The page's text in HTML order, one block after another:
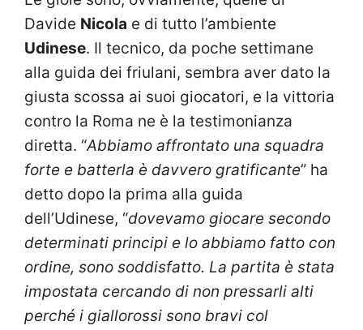
Davide Nicola e di tutto l’ambiente
Udinese. Il tecnico, da poche settimane
alla guida dei friulani, sembra aver dato la
giusta scossa ai suoi giocatori, e la vittoria
contro la Roma ne è la testimonianza
diretta. “Abbiamo affrontato una squadra
forte e batterla è davvero gratificante” ha
detto dopo la prima alla guida
dell’Udinese, “dovevamo giocare secondo
determinati principi e lo abbiamo fatto con
ordine, sono soddisfatto. La partita è stata
impostata cercando di non pressarli alti
perché i giallorossi sono bravi col